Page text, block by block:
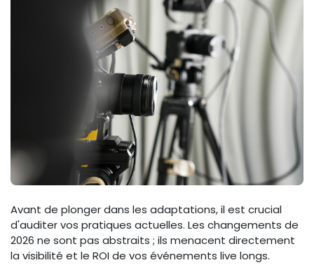
Avant de plonger dans les adaptations, il est crucial
d'auditer vos pratiques actuelles. Les changements de
2026 ne sont pas abstraits ; ils menacent directement
la visibilité et le ROI de vos événements live longs.